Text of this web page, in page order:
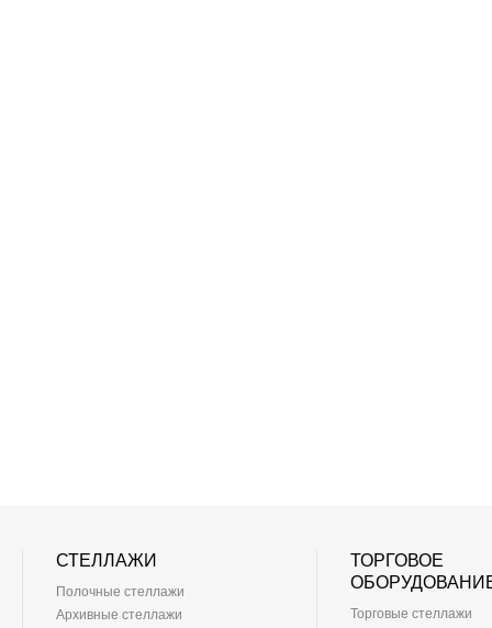
СТЕЛЛАЖИ
Полочные стеллажи
Архивные стеллажи
ТОРГОВОЕ
Торговые стеллажи